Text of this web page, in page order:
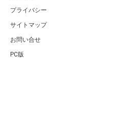
プライバシー
サイトマップ
お問い合せ
PC版